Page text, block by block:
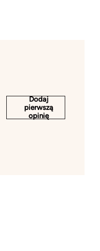
Dodaj
pierwszą
opinię